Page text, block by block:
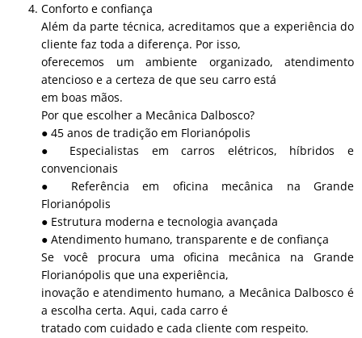
Conforto e confiança
Além da parte técnica, acreditamos que a experiência do
cliente faz toda a diferença. Por isso,
oferecemos um ambiente organizado, atendimento
atencioso e a certeza de que seu carro está
em boas mãos.
Por que escolher a Mecânica Dalbosco?
● 45 anos de tradição em Florianópolis
● Especialistas em carros elétricos, híbridos e
convencionais
● Referência em oficina mecânica na Grande
Florianópolis
● Estrutura moderna e tecnologia avançada
● Atendimento humano, transparente e de confiança
Se você procura uma oficina mecânica na Grande
Florianópolis que una experiência,
inovação e atendimento humano, a Mecânica Dalbosco é
a escolha certa. Aqui, cada carro é
tratado com cuidado e cada cliente com respeito.